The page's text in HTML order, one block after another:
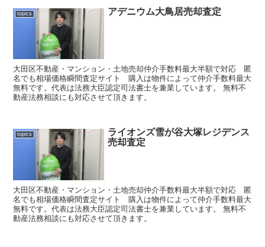
topics アデニウム大鳥居売却査定
大田区不動産・マンション・土地売却仲介手数料最大半額で対応 匿
名でも相場価格瞬間査定サイト 購入は物件によって仲介手数料最大
無料です。代表は法務大臣認定司法書士を兼業しています。 無料不
動産法務相談にも対応させて頂きます。
topics
ライオンズ雪が谷大塚レジデンス
売却査定
大田区不動産・マンション・土地売却仲介手数料最大半額で対応 匿
名でも相場価格瞬間査定サイト 購入は物件によって仲介手数料最大
無料です。代表は法務大臣認定司法書士を兼業しています。 無料不
動産法務相談にも対応させて頂きます。